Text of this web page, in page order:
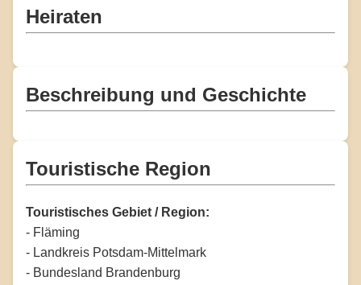
Heiraten
Beschreibung und Geschichte
Touristische Region
Touristisches Gebiet / Region:
- Fläming
- Landkreis Potsdam-Mittelmark
- Bundesland Brandenburg